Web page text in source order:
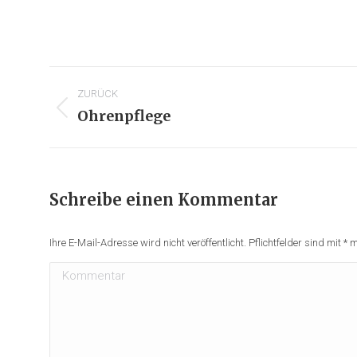
NAVIGATION
ZURÜCK
Vorheriges
Ohrenpflege
Schreibe einen Kommentar
Ihre E-Mail-Adresse wird nicht veröffentlicht. Pflichtfelder sind mit *
Kommentar